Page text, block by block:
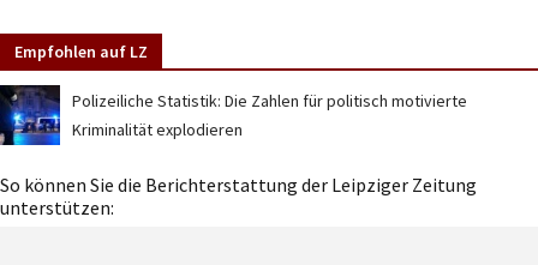
Empfohlen auf LZ
Polizeiliche Statistik: Die Zahlen für politisch motivierte
Kriminalität explodieren
So können Sie die Berichterstattung der Leipziger Zeitung
unterstützen: